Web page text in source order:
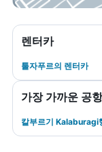
렌터카
툴자푸르​의 렌터카
가장 가까운 공항
칼부르기 Kalaburagi